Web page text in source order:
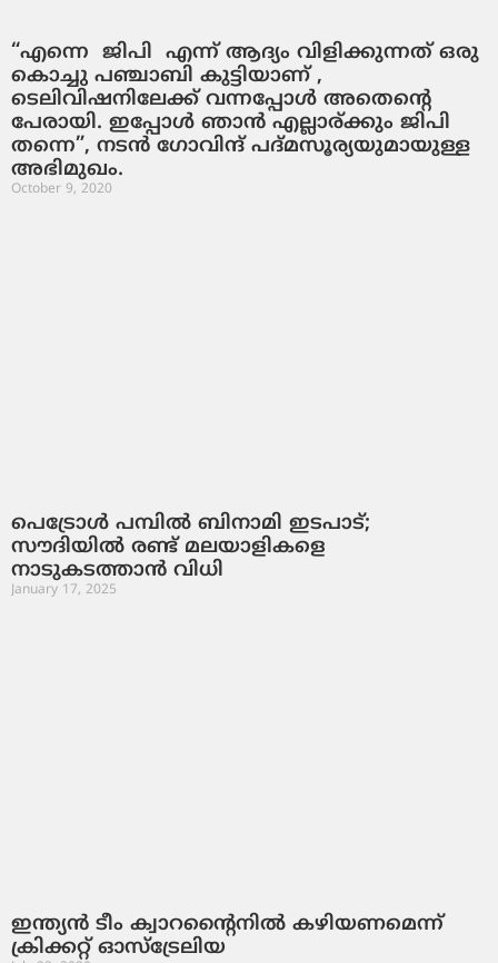
“എന്നെ ജിപി എന്ന് ആദ്യം വിളിക്കുന്നത് ഒരു
കൊച്ചു പഞ്ചാബി കുട്ടിയാണ് ,
ടെലിവിഷനിലേക്ക് വന്നപ്പോൾ അതെന്റെ
പേരായി. ഇപ്പോൾ ഞാൻ എല്ലാര്ക്കും ജിപി
തന്നെ”, നടൻ ഗോവിന്ദ് പദ്മസൂര്യയുമായുള്ള
അഭിമുഖം.
October 9, 2020
പെട്രോൾ പമ്പിൽ ബിനാമി ഇടപാട്;
സൗദിയില്‍ രണ്ട് മലയാളികളെ
നാടുകടത്താൻ വിധി
January 17, 2025
ഇന്ത്യന്‍ ടീം ക്വാറന്റൈനില്‍ കഴിയണമെന്ന്
ക്രിക്കറ്റ് ഓസ്‌ട്രേലിയ